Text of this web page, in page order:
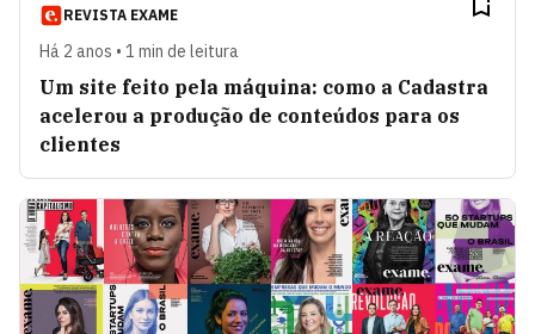
REVISTA EXAME
Há 2 anos • 1 min de leitura
Um site feito pela máquina: como a Cadastra
acelerou a produção de conteúdos para os
clientes